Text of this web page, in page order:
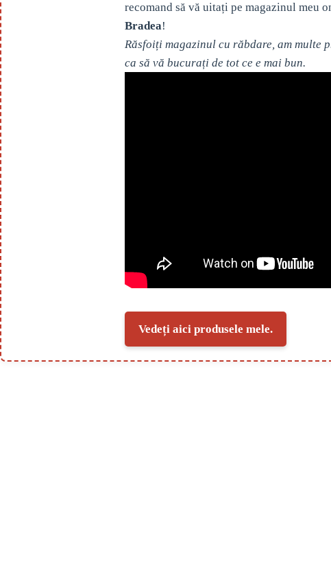
recomand să vă uitați pe magazinul meu
Bradea!
Răsfoiți magazinul cu răbdare, am multe
ca să vă bucurați de tot ce e mai bun.
Vedeți aici produsele mele.